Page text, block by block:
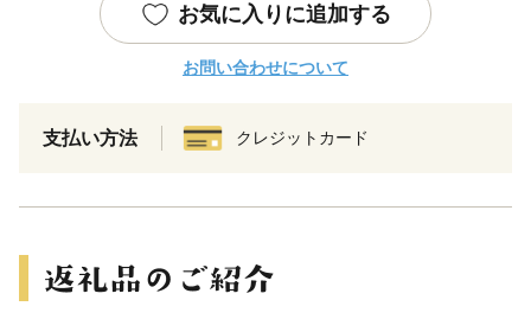
お気に入りに追加する
お問い合わせについて
支払い方法 クレジットカード